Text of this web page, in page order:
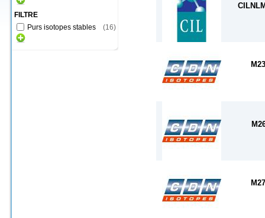
FILTRE
Purs isotopes stables
(16)